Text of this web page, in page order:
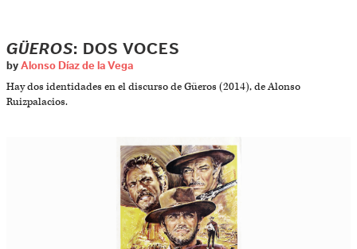
GÜEROS: DOS VOCES
by Alonso Díaz de la Vega
Hay dos identidades en el discurso de Güeros (2014), de Alonso
Ruizpalacios.